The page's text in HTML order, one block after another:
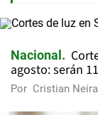
Nacional
agosto: serán
Por Cristian Neira